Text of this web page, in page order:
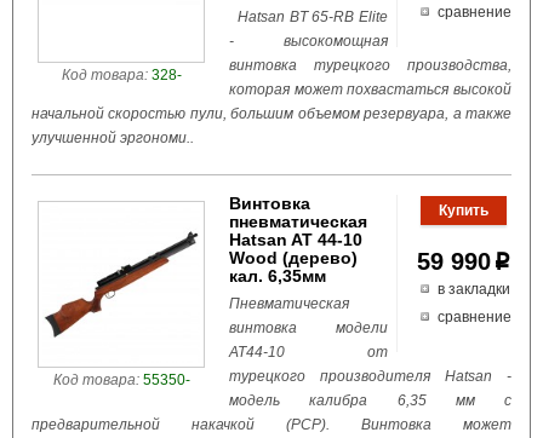
сравнение
Код товара:328-
Hatsan BT 65-RB Elite
- высокомощная
винтовка турецкого производства,
которая может похвастаться высокой
начальной скоростью пули, большим объемом резервуара, а также
улучшенной эргономи..
59 990 p
в закладки
сравнение
Код товара:55350-
Винтовка
пневматическая
Hatsan AT 44-10
Wood (дерево)
кал. 6,35мм
Пневматическая
винтовка модели
AT44-10 от
турецкого производителя Hatsan -
модель калибра 6,35 мм с
предварительной накачкой (PCP). Винтовка может